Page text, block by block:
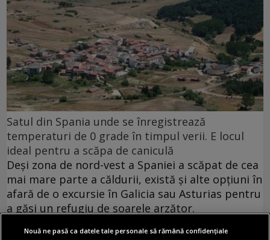
Satul din Spania unde se înregistrează
temperaturi de 0 grade în timpul verii. E locul
ideal pentru a scăpa de caniculă
Deși zona de nord-vest a Spaniei a scăpat de cea
mai mare parte a căldurii, există și alte opțiuni în
afară de o excursie în Galicia sau Asturias pentru
a găsi un refugiu de soarele arzător.
Nouă ne pasă ca datele tale personale să rămână confidențiale